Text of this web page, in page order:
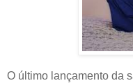
O último lançamento da